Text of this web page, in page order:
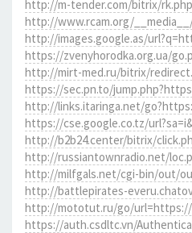
http://m-tender.com/bitrix/
http://www.rcam.org/
http://images.google.as/
https://zvenyhorodka.org.ua/
http://mirt-med.ru/bitrix/
https://sec.pn.to/
http://links.itaringa.net/
https://cse.google.co.tz/
http://b2b24.center/bitrix/
http://russiantownradio.net/
http://milfgals.net/cgi-bin/out/
http://battlepirates-
http://mototut.ru/go/url=https://
https://auth.csdltc.vn/